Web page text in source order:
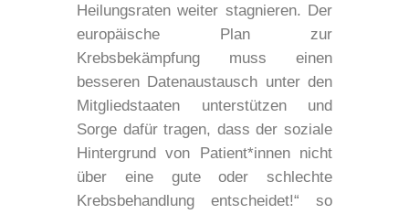
Heilungsraten weiter stagnieren. Der
europäische Plan zur
Krebsbekämpfung muss einen
besseren Datenaustausch unter den
Mitgliedstaaten unterstützen und
Sorge dafür tragen, dass der soziale
Hintergrund von Patient*innen nicht
über eine gute oder schlechte
Krebsbehandlung entscheidet!“ so